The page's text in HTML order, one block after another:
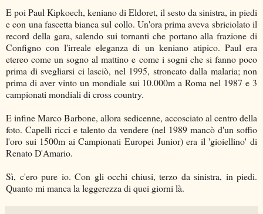
E poi Paul Kipkoech, keniano di Eldoret, il sesto da sinistra, in piedi
e con una fascetta bianca sul collo. Un'ora prima aveva sbriciolato il
record della gara, salendo sui tornanti che portano alla frazione di
Configno con l'irreale eleganza di un keniano atipico. Paul era
etereo come un sogno al mattino e come i sogni che si fanno poco
prima di svegliarsi ci lasciò, nel 1995, stroncato dalla malaria; non
prima di aver vinto un mondiale sui 10.000m a Roma nel 1987 e 3
campionati mondiali di cross country.
E infine Marco Barbone, allora sedicenne, accosciato al centro della
foto. Capelli ricci e talento da vendere (nel 1989 mancò d'un soffio
l'oro sui 1500m ai Campionati Europei Junior) era il 'gioiellino' di
Renato D'Amario.
Sì, c'ero pure io. Con gli occhi chiusi, terzo da sinistra, in piedi.
Quanto mi manca la leggerezza di quei giorni là.